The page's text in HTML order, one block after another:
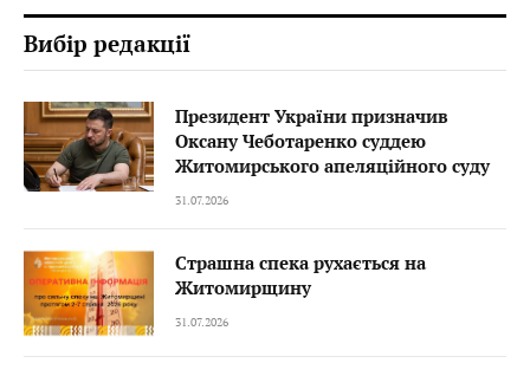
Вибір редакції
Президент України призначив
Оксану Чеботаренко суддею
Житомирського апеляційного суду
31.07.2026
Страшна спека рухається на
Житомирщину
31.07.2026